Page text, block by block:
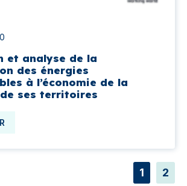
et analyse de la
des énergies
à l’économie de la
ses territoires
1 2